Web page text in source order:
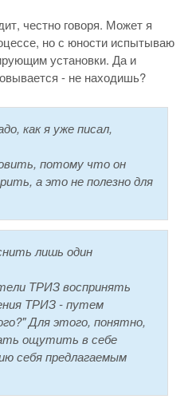
честно говоря. Может я
но с юности испытываю
установки. Да и
- не находишь?
как я уже писал,
потому что он
а это не полезно для
лишь один
ТРИЗ воспринять
ТРИЗ - путем
Для этого, понятно,
ощутить в себе
себя предлагаемым